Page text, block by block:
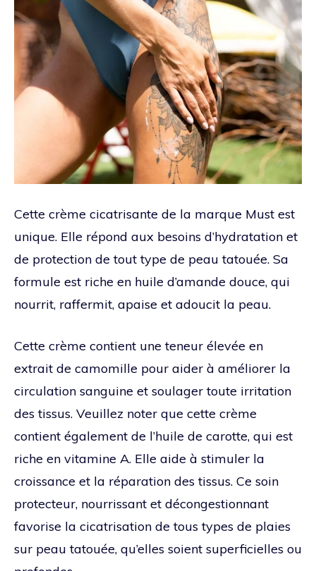
Cette crème cicatrisante de la marque Must est
unique. Elle répond aux besoins d’hydratation et
de protection de tout type de peau tatouée. Sa
formule est riche en huile d’amande douce, qui
nourrit, raffermit, apaise et adoucit la peau.
Cette crème contient une teneur élevée en
extrait de camomille pour aider à améliorer la
circulation sanguine et soulager toute irritation
des tissus. Veuillez noter que cette crème
contient également de l’huile de carotte, qui est
riche en vitamine A. Elle aide à stimuler la
croissance et la réparation des tissus. Ce soin
protecteur, nourrissant et décongestionnant
favorise la cicatrisation de tous types de plaies
sur peau tatouée, qu’elles soient superficielles ou